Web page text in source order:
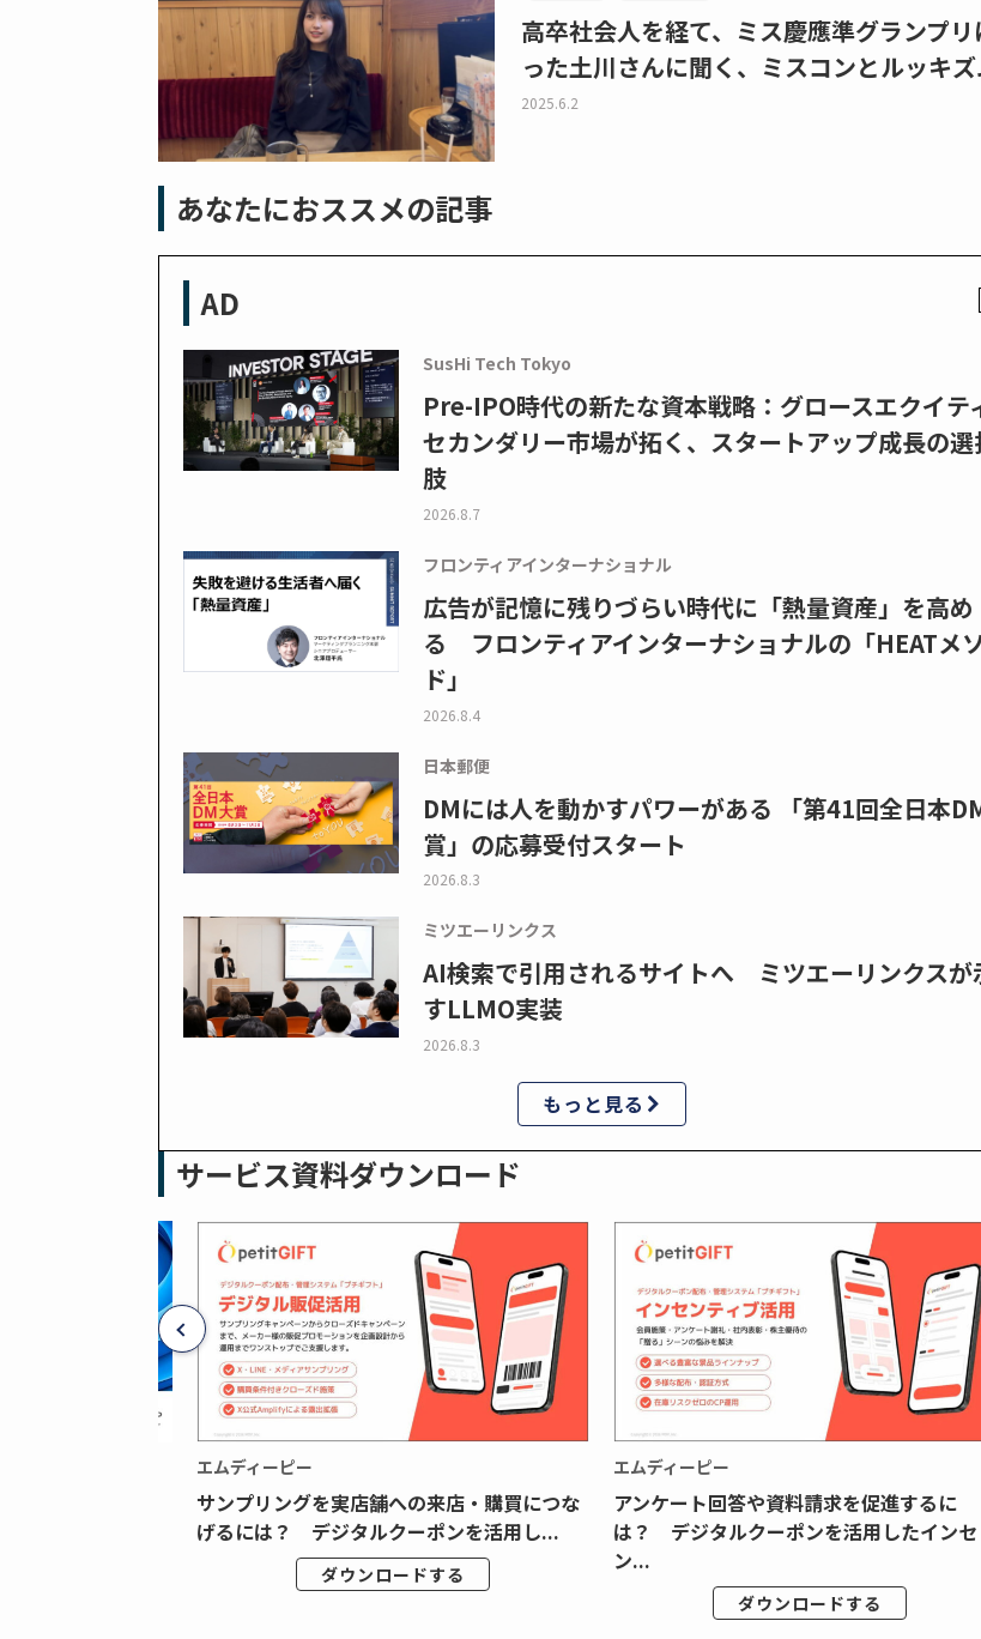
高卒社会人を経て、ミス慶應準グランプリ
った土川さんに聞く、ミスコンとルッキ
2025.6.2
あなたにおススメの記事
AD
SusHi Tech Tokyo
Pre-IPO時代の新たな資本戦略：グロースエクイテ
セカンダリー市場が拓く、スタートアップ成長の選
肢
2026.8.7
フロンティアインターナショナル
広告が記憶に残りづらい時代に「熱量資産」を高め
る フロンティアインターナショナルの「HEATメ
ド」
2026.8.4
日本郵便
DMには人を動かすパワーがある 「第41回全日本
賞」の応募受付スタート
2026.8.3
ミツエーリンクス
AI検索で引用されるサイトへ ミツエーリンクスが
すLLMO実装
2026.8.3
もっと見る
サービス資料ダウンロード
エムディーピー
サンプリングを実店舗への来店・購買につな
げるには？ デジタルクーポンを活用し...
ダウンロードする
エムディーピー
アンケート回答や資料請求を促進するに
は？ デジタルクーポンを活用したインセ
ン...
ダウンロードする